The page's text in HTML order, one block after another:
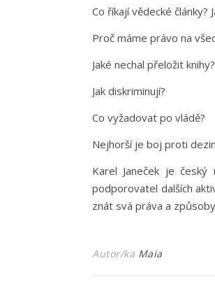
Co říkají vědecké články?
Proč máme právo na
Jaké nechal přeložit knihy?
Jak diskriminují?
Co vyžadovat po vládě?
Nejhorší je boj proti
Karel Janeček je
podporovatel dalších
znát svá práva a
Autor/ka Maia